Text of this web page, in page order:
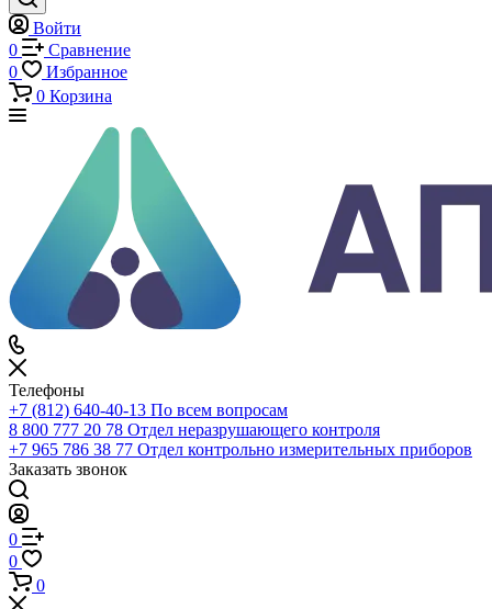
Каталог
По всему сайту
По каталогу
0
Сравнение
0
Избранное
0 Корзина